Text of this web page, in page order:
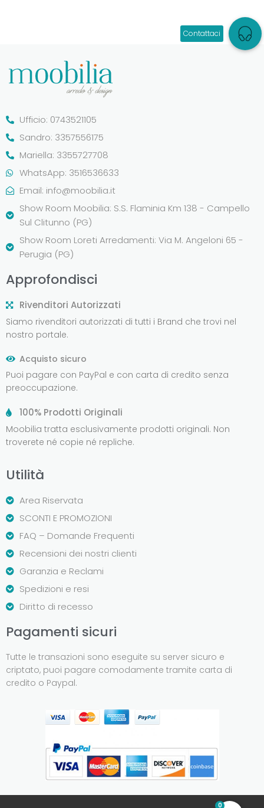
Ufficio: 0743521105
Sandro: 3357556175
Mariella: 3355727708
WhatsApp: 3516536633
Email: info@moobilia.it
Show Room Moobilia: S.S. Flaminia Km 138 - Campello
Sul Clitunno (PG)
Show Room Loreti Arredamenti: Via M. Angeloni 65 -
Perugia (PG)
Approfondisci
Rivenditori Autorizzati
Siamo rivenditori autorizzati di tutti i Brand che trovi nel
nostro portale.
Acquisto sicuro
Puoi pagare con PayPal e con carta di credito senza
preoccupazione.
100% Prodotti Originali
Moobilia tratta esclusivamente prodotti originali. Non
troverete né copie né repliche.
Utilità
Area Riservata
SCONTI E PROMOZIONI
FAQ – Domande Frequenti
Recensioni dei nostri clienti
Garanzia e Reclami
Spedizioni e resi
Diritto di recesso
Pagamenti sicuri
Tutte le transazioni sono eseguite su server sicuro e
criptato, puoi pagare comodamente tramite carta di
credito o Paypal.
0